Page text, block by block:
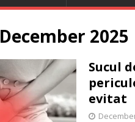
December 2025
Sucul
evitat